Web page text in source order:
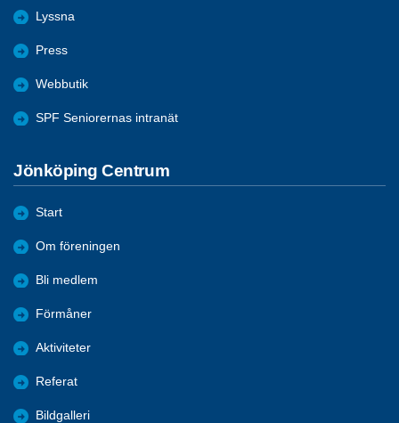
Lyssna
Press
Webbutik
SPF Seniorernas intranät
Jönköping Centrum
Start
Om föreningen
Bli medlem
Förmåner
Aktiviteter
Referat
Bildgalleri